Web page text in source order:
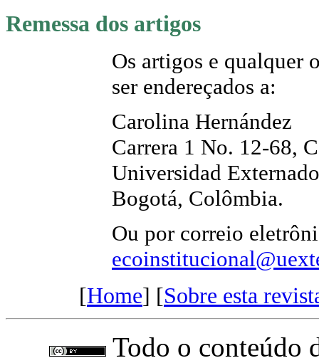
Remessa dos artigos
Os artigos e qualquer
ser endereçados a:
Carolina Hernández
Carrera 1 No. 12-68,
Universidad
Bogotá, Colômbia.
Ou por correio
[Home] [Sobre esta
Todo o conteúdo